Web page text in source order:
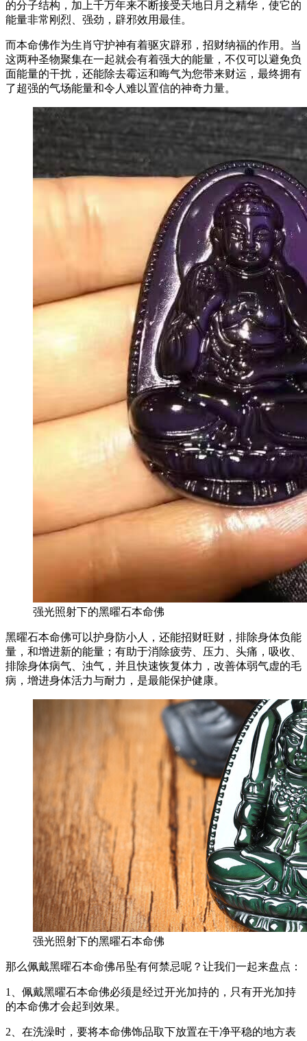
的分子结构，加上千万年来不断接受天地日月之精华，使它的
能量非常刚烈、强劲，辟邪效用最佳。
而本命佛作为生肖守护神有着驱灾辟邪，招财纳福的作用。当
这两种圣物聚集在一起就会有着强大的能量，不仅可以避免负
面能量的干扰，还能除去霉运和晦气为您带来财运，最终拥有
了超强的气场能量和令人难以置信的神奇力量。
强光照射下的黑曜石本命佛
黑曜石本命佛可以护身防小人，还能招财旺财，排除身体负能
量，和增进新的能量；有助于消除疲劳、压力、头痛，吸收、
排除身体病气、浊气，并且快速恢复体力，改善体弱气虚的毛
病，增进身体活力与耐力，是最能保护健康。
强光照射下的黑曜石本命佛
那么佩戴黑曜石本命佛吊坠有何禁忌呢？让我们一起来盘点：
1、佩戴黑曜石本命佛必须是经过开光加持的，只有开光加持
的本命佛才会起到效果。
2、在洗澡时，要将本命佛饰品取下放置在干净平稳的地方表